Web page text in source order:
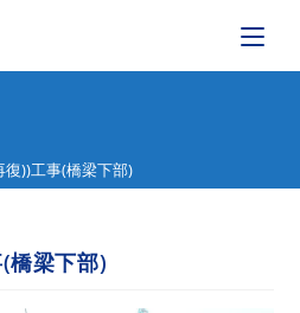
復))工事(橋梁下部)
橋梁下部)